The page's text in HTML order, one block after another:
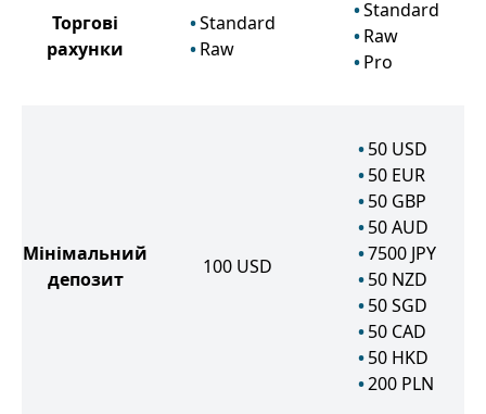
Торгові
рахунки
Standard
Raw
Standard
Raw
Pro
Мінімальний
депозит
100 USD
50 USD
50 EUR
50 GBP
50 AUD
7500 JPY
50 NZD
50 SGD
50 CAD
50 HKD
200 PLN